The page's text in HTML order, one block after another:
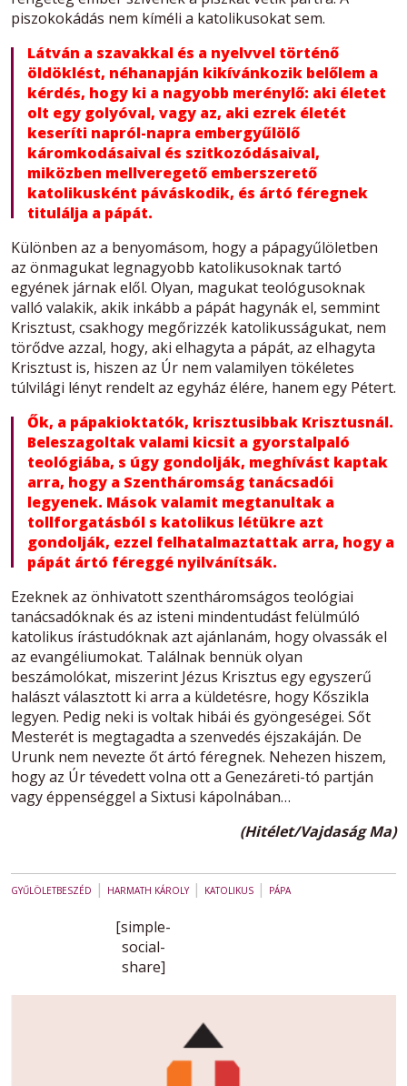
piszokokádás nem kíméli a katolikusokat sem.
Látván a szavakkal és a nyelvvel történő
öldöklést, néhanapján kikívánkozik belőlem a
kérdés, hogy ki a nagyobb merénylő: aki életet
olt egy golyóval, vagy az, aki ezrek életét
keseríti napról-napra embergyűlölő
káromkodásaival és szitkozódásaival,
miközben mellveregető emberszerető
katolikusként páváskodik, és ártó féregnek
titulálja a pápát.
Különben az a benyomásom, hogy a pápagyűlöletben
az önmagukat legnagyobb katolikusoknak tartó
egyének járnak elől. Olyan, magukat teológusoknak
valló valakik, akik inkább a pápát hagynák el, semmint
Krisztust, csakhogy megőrizzék katolikusságukat, nem
törődve azzal, hogy, aki elhagyta a pápát, az elhagyta
Krisztust is, hiszen az Úr nem valamilyen tökéletes
túlvilági lényt rendelt az egyház élére, hanem egy Pétert.
Ők, a pápakioktatók, krisztusibbak Krisztusnál.
Beleszagoltak valami kicsit a gyorstalpaló
teológiába, s úgy gondolják, meghívást kaptak
arra, hogy a Szentháromság tanácsadói
legyenek. Mások valamit megtanultak a
tollforgatásból s katolikus létükre azt
gondolják, ezzel felhatalmaztattak arra, hogy a
pápát ártó féreggé nyilvánítsák.
Ezeknek az önhivatott szentháromságos teológiai
tanácsadóknak és az isteni mindentudást felülmúló
katolikus írástudóknak azt ajánlanám, hogy olvassák el
az evangéliumokat. Találnak bennük olyan
beszámolókat, miszerint Jézus Krisztus egy egyszerű
halászt választott ki arra a küldetésre, hogy Kőszikla
legyen. Pedig neki is voltak hibái és gyöngeségei. Sőt
Mesterét is megtagadta a szenvedés éjszakáján. De
Urunk nem nevezte őt ártó féregnek. Nehezen hiszem,
hogy az Úr tévedett volna ott a Genezáreti-tó partján
vagy éppenséggel a Sixtusi kápolnában…
(Hitélet/Vajdaság Ma)
GYŰLÖLETBESZÉD | HARMATH KÁROLY | KATOLIKUS | PÁPA
[simple-
social-
share]